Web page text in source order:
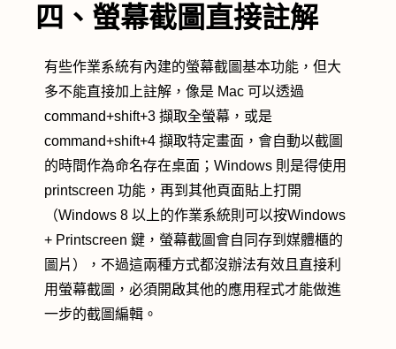
四、螢幕截圖直接註解
有些作業系統有內建的螢幕截圖基本功能，但大
多不能直接加上註解，像是 Mac 可以透過
command+shift+3 擷取全螢幕，或是
command+shift+4 擷取特定畫面，會自動以截圖
的時間作為命名存在桌面；Windows 則是得使用
printscreen 功能，再到其他頁面貼上打開
（Windows 8 以上的作業系統則可以按Windows
+ Printscreen 鍵，螢幕截圖會自同存到媒體櫃的
圖片），不過這兩種方式都沒辦法有效且直接利
用螢幕截圖，必須開啟其他的應用程式才能做進
一步的截圖編輯。